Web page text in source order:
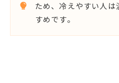
ため、冷えやすい人
すめです。